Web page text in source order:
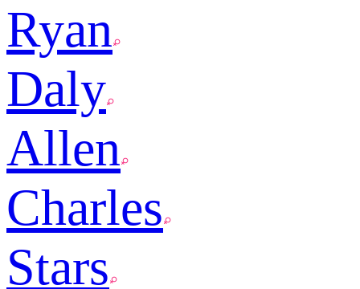
Ryan
Daly
Allen
Charles
Stars